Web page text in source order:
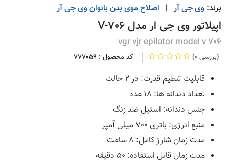
برند: وی جی آر | اصلاح موی بدن بانوانوی جی آر
اپیلاتور وی جی ار مدل V-706
vgr vjr epilator model v 706
(0 بررسی) کد محصول : 777059
قابلیت تنظیم قدرت: در 2 حالت
تعداد دندانه ها: 18 عدد
جنس دندانه: استیل ضد زنگ
منبع انرژی: باتری 700 میلی آمپر
مدت زمان شارژ کامل: 8 ساعت
مدت زمان قابل استفاده: 50 دقیقه